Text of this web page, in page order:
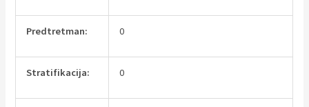
Predtretman: 0
Stratifikacija: 0